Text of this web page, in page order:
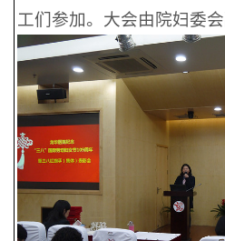
工们参加。大会由院妇委